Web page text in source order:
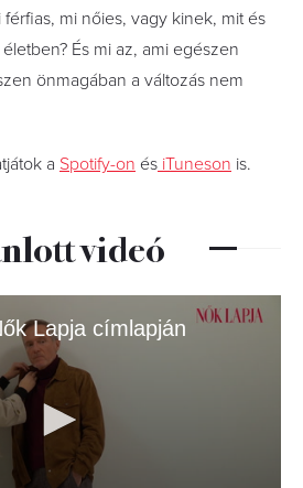
férfias, mi nőies, vagy kinek, mit és
És mi az, ami egészen
önmagában a változás nem
a Spotify-on és iTuneson is.
videó
Lapja címlapján